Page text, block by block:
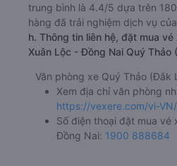
trung bình là 4.4/5 dựa trên
hàng đã trải nghiệm dịch vụ
h. Thông tin liên hệ, đặt mua
Xuân Lộc - Đồng Nai Quý Thảo
Văn phòng xe Quý Thảo (Đắk
Xem địa chỉ văn phòng
https://vexere.com/vi-
Số điện thoại đặt mua vé
Đồng Nai: 1900 888684